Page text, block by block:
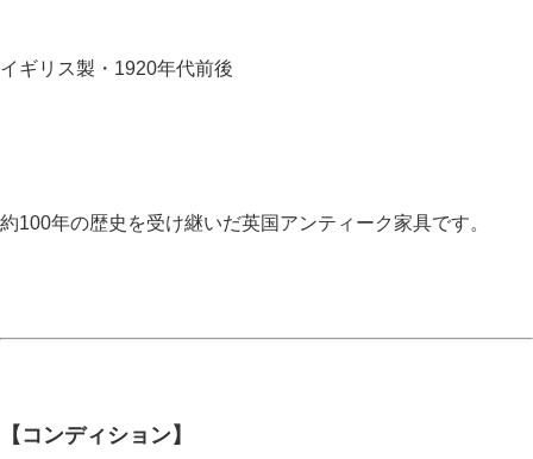
イギリス製・1920年代前後
約100年の歴史を受け継いだ英国アンティーク家具です。
【コンディション】